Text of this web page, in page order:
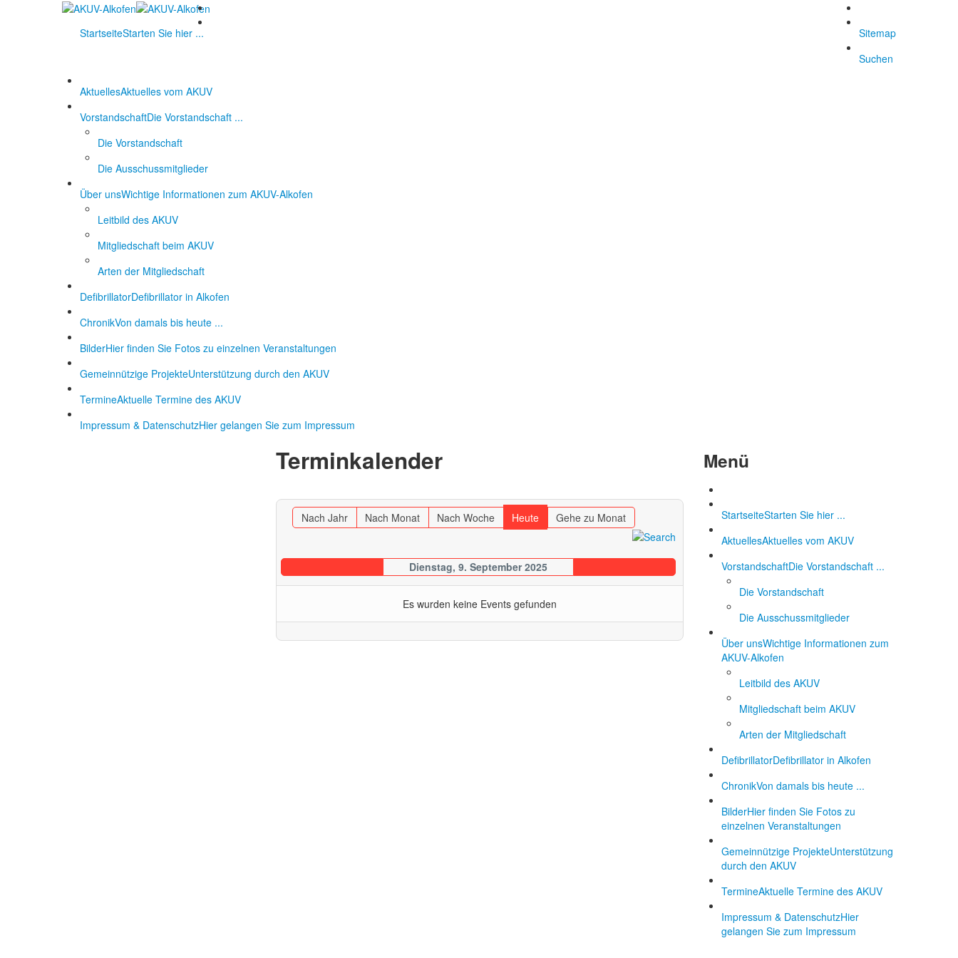
Sitemap
Suchen
StartseiteStarten Sie hier ...
AktuellesAktuelles vom AKUV
VorstandschaftDie Vorstandschaft ...
Die Vorstandschaft
Die Ausschussmitglieder
Über unsWichtige Informationen zum AKUV-Alkofen
Leitbild des AKUV
Mitgliedschaft beim AKUV
Arten der Mitgliedschaft
DefibrillatorDefibrillator in Alkofen
ChronikVon damals bis heute ...
BilderHier finden Sie Fotos zu einzelnen Veranstaltungen
Gemeinnützige ProjekteUnterstützung durch den AKUV
TermineAktuelle Termine des AKUV
Impressum & DatenschutzHier gelangen Sie zum Impressum
Terminkalender
Nach Jahr Nach Monat Nach Woche Heute Gehe zu Monat
Dienstag, 9. September 2025
Es wurden keine Events gefunden
Menü
StartseiteStarten Sie hier ...
AktuellesAktuelles vom AKUV
VorstandschaftDie Vorstandschaft ...
Die Vorstandschaft
Die Ausschussmitglieder
Über unsWichtige Informationen zum
AKUV-Alkofen
Leitbild des AKUV
Mitgliedschaft beim AKUV
Arten der Mitgliedschaft
DefibrillatorDefibrillator in Alkofen
ChronikVon damals bis heute ...
BilderHier finden Sie Fotos zu
einzelnen Veranstaltungen
Gemeinnützige ProjekteUnterstützung
durch den AKUV
TermineAktuelle Termine des AKUV
Impressum & DatenschutzHier
gelangen Sie zum Impressum